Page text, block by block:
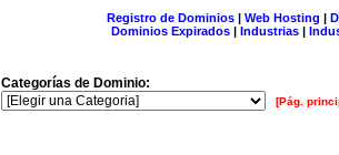
Registro de Dominios| Web Hosting |
Dominios Expirados | Industrias |
Categorías de Dominio:
[Pág.